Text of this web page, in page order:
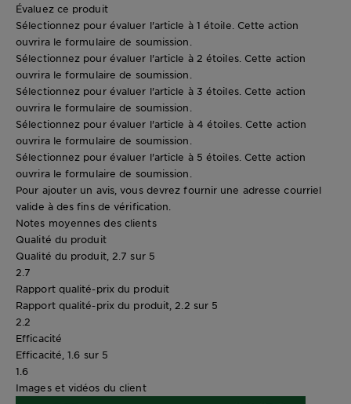
Évaluez ce produit
Sélectionnez pour évaluer l'article à 1 étoile. Cette action
ouvrira le formulaire de soumission.
Sélectionnez pour évaluer l'article à 2 étoiles. Cette action
ouvrira le formulaire de soumission.
Sélectionnez pour évaluer l'article à 3 étoiles. Cette action
ouvrira le formulaire de soumission.
Sélectionnez pour évaluer l'article à 4 étoiles. Cette action
ouvrira le formulaire de soumission.
Sélectionnez pour évaluer l'article à 5 étoiles. Cette action
ouvrira le formulaire de soumission.
Pour ajouter un avis, vous devrez fournir une adresse courriel
valide à des fins de vérification.
Notes moyennes des clients
Qualité du produit
Qualité du produit, 2.7 sur 5
2.7
Rapport qualité-prix du produit
Rapport qualité-prix du produit, 2.2 sur 5
2.2
Efficacité
Efficacité, 1.6 sur 5
1.6
Images et vidéos du client